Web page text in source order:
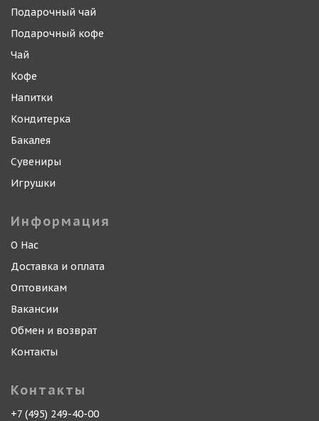
Подарочный чай
Подарочный кофе
Чай
Кофе
Напитки
Кондитерка
Бакалея
Сувениры
Игрушки
Информация
О Нас
Доставка и оплата
Оптовикам
Вакансии
Обмен и возврат
Контакты
Контакты
+7 (495) 249-40-00